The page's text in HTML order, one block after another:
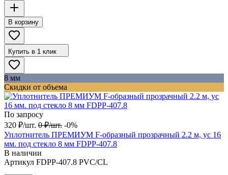
В корзину
Купить в 1 клик
8 мм
Скидки от объема
По запросу
320 ₽/шт. 0 ₽/шт. -0%
Уплотнитель ПРЕМИУМ F-образный прозрачный 2.2 м, ус 16
мм. под стекло 8 мм FDPP-407.8
В наличии
Артикул FDPP-407.8 PVC/CL